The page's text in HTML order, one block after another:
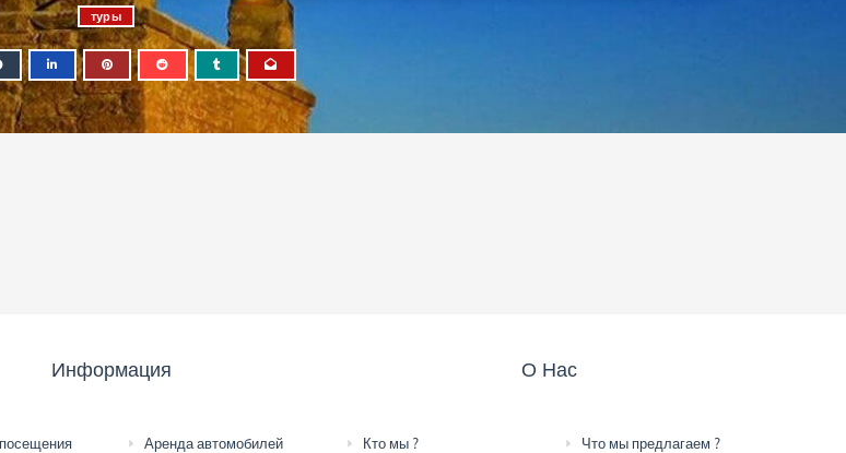
туры
Информация
Аренда автомобилей
О Нас
Кто мы ? Что мы предлагаем ?